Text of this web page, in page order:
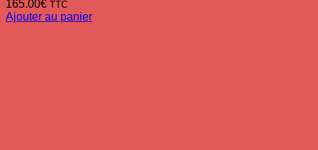
165.00€ TTC
Ajouter au panier